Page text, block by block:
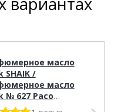
масло
SHAIK /
масло
№ 627 Paco
PHANTOM, 10